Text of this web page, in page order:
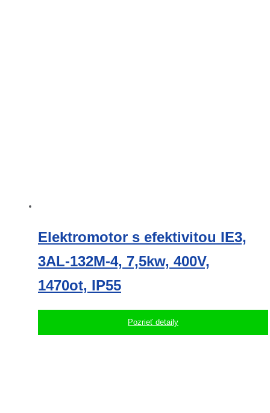
Elektromotor s efektivitou IE3,
3AL-132M-4, 7,5kw, 400V,
1470ot, IP55
Pozrieť detaily